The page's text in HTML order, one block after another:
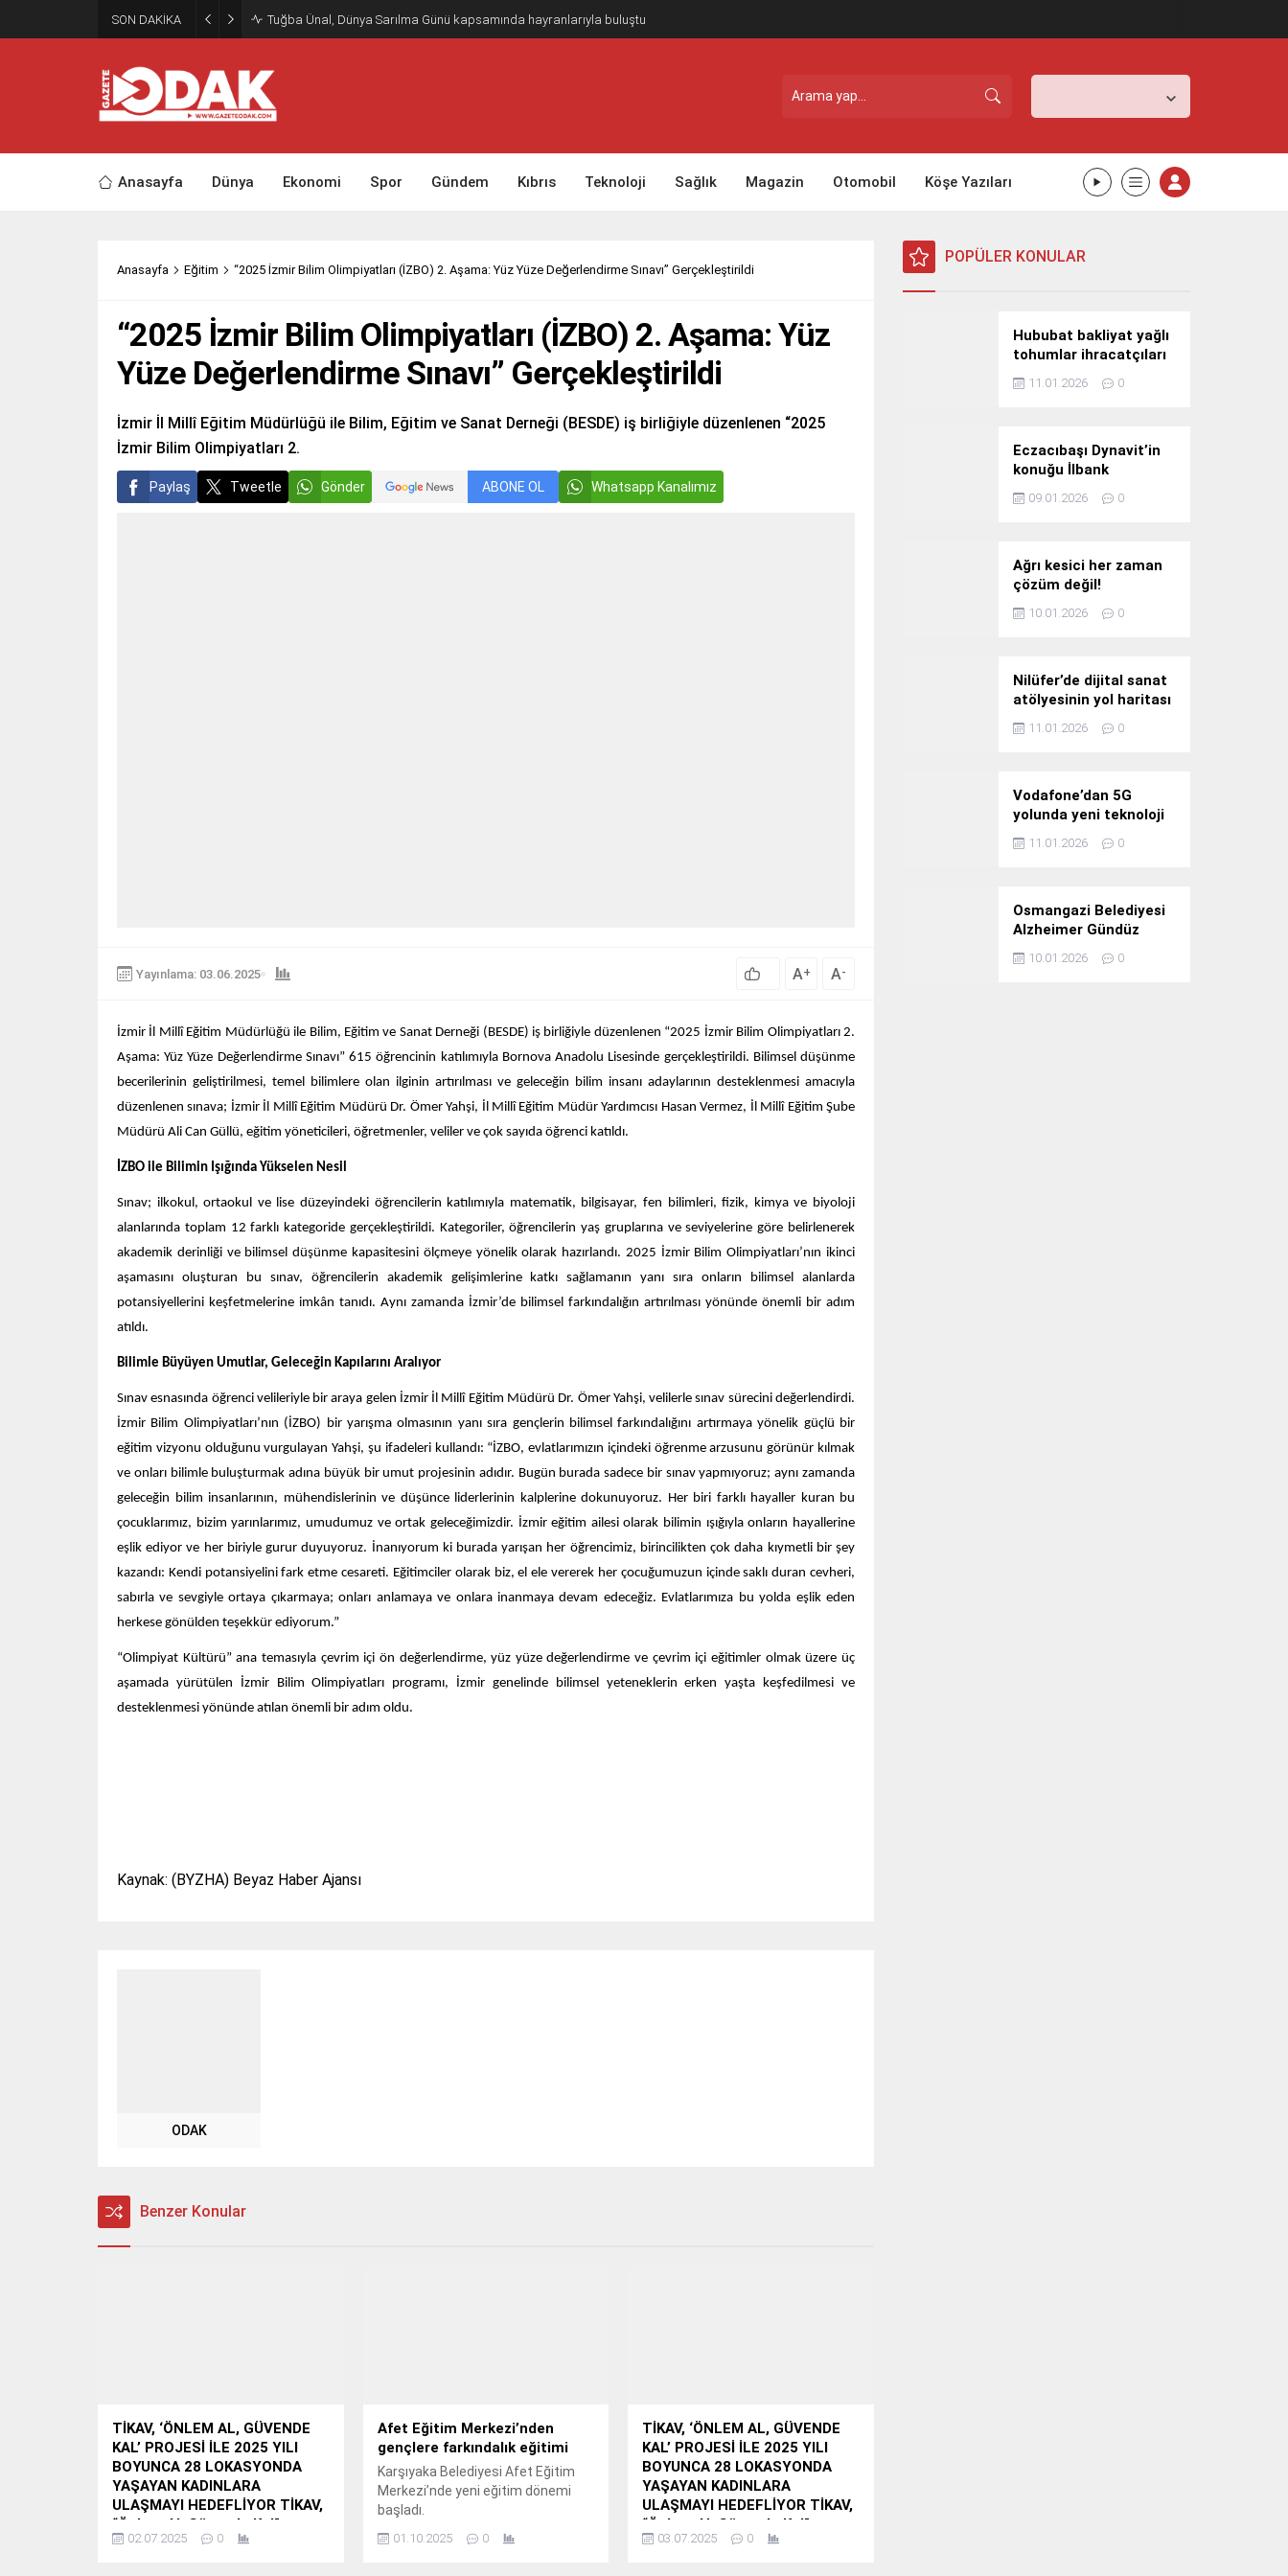
SON DAKİKA Tuğba Ünal, Dünya Sarılma Günü kapsamında hayranlarıyla buluştu
Anasayfa Dünya Ekonomi Spor Gündem Kıbrıs Teknoloji Sağlık Magazin Otomobil Köşe Yazıları
Anasayfa Eğitim “2025 İzmir Bilim Olimpiyatları (İZBO) 2. Aşama: Yüz Yüze Değerlendirme Sınavı” Gerçekleştirildi
“2025 İzmir Bilim Olimpiyatları (İZBO) 2. Aşama: Yüz
Yüze Değerlendirme Sınavı” Gerçekleştirildi
İzmir İl Millî Eğitim Müdürlüğü ile Bilim, Eğitim ve Sanat Derneği (BESDE) iş birliğiyle düzenlenen “2025
İzmir Bilim Olimpiyatları 2.
Paylaş Tweetle Gönder ABONE OL Whatsapp Kanalımız
Yayınlama: 03.06.2025 A+ A-
İzmir İl Millî Eğitim Müdürlüğü ile Bilim, Eğitim ve Sanat Derneği (BESDE) iş birliğiyle düzenlenen “2025 İzmir Bilim Olimpiyatları 2.
Aşama: Yüz Yüze Değerlendirme Sınavı” 615 öğrencinin katılımıyla Bornova Anadolu Lisesinde gerçekleştirildi. Bilimsel düşünme
becerilerinin geliştirilmesi, temel bilimlere olan ilginin artırılması ve geleceğin bilim insanı adaylarının desteklenmesi amacıyla
düzenlenen sınava; İzmir İl Millî Eğitim Müdürü Dr. Ömer Yahşi, İl Millî Eğitim Müdür Yardımcısı Hasan Vermez, İl Millî Eğitim Şube
Müdürü Ali Can Güllü, eğitim yöneticileri, öğretmenler, veliler ve çok sayıda öğrenci katıldı.
İZBO ile Bilimin Işığında Yükselen Nesil
Sınav; ilkokul, ortaokul ve lise düzeyindeki öğrencilerin katılımıyla matematik, bilgisayar, fen bilimleri, fizik, kimya ve biyoloji
alanlarında toplam 12 farklı kategoride gerçekleştirildi. Kategoriler, öğrencilerin yaş gruplarına ve seviyelerine göre belirlenerek
akademik derinliği ve bilimsel düşünme kapasitesini ölçmeye yönelik olarak hazırlandı. 2025 İzmir Bilim Olimpiyatları’nın ikinci
aşamasını oluşturan bu sınav, öğrencilerin akademik gelişimlerine katkı sağlamanın yanı sıra onların bilimsel alanlarda
potansiyellerini keşfetmelerine imkân tanıdı. Aynı zamanda İzmir’de bilimsel farkındalığın artırılması yönünde önemli bir adım
atıldı.
Bilimle Büyüyen Umutlar, Geleceğin Kapılarını Aralıyor
Sınav esnasında öğrenci velileriyle bir araya gelen İzmir İl Millî Eğitim Müdürü Dr. Ömer Yahşi, velilerle sınav sürecini değerlendirdi.
İzmir Bilim Olimpiyatları’nın (İZBO) bir yarışma olmasının yanı sıra gençlerin bilimsel farkındalığını artırmaya yönelik güçlü bir
eğitim vizyonu olduğunu vurgulayan Yahşi, şu ifadeleri kullandı: “İZBO, evlatlarımızın içindeki öğrenme arzusunu görünür kılmak
ve onları bilimle buluşturmak adına büyük bir umut projesinin adıdır. Bugün burada sadece bir sınav yapmıyoruz; aynı zamanda
geleceğin bilim insanlarının, mühendislerinin ve düşünce liderlerinin kalplerine dokunuyoruz. Her biri farklı hayaller kuran bu
çocuklarımız, bizim yarınlarımız, umudumuz ve ortak geleceğimizdir. İzmir eğitim ailesi olarak bilimin ışığıyla onların hayallerine
eşlik ediyor ve her biriyle gurur duyuyoruz. İnanıyorum ki burada yarışan her öğrencimiz, birincilikten çok daha kıymetli bir şey
kazandı: Kendi potansiyelini fark etme cesareti. Eğitimciler olarak biz, el ele vererek her çocuğumuzun içinde saklı duran cevheri,
sabırla ve sevgiyle ortaya çıkarmaya; onları anlamaya ve onlara inanmaya devam edeceğiz. Evlatlarımıza bu yolda eşlik eden
herkese gönülden teşekkür ediyorum.”
“Olimpiyat Kültürü” ana temasıyla çevrim içi ön değerlendirme, yüz yüze değerlendirme ve çevrim içi eğitimler olmak üzere üç
aşamada yürütülen İzmir Bilim Olimpiyatları programı, İzmir genelinde bilimsel yeteneklerin erken yaşta keşfedilmesi ve
desteklenmesi yönünde atılan önemli bir adım oldu.
Kaynak: (BYZHA) Beyaz Haber Ajansı
ODAK
Benzer Konular
TİKAV, ‘ÖNLEM AL, GÜVENDE
KAL’ PROJESİ İLE 2025 YILI
BOYUNCA 28 LOKASYONDA
YAŞAYAN KADINLARA
ULAŞMAYI HEDEFLİYOR TİKAV,
“Önlem Al, Güvende Kal”
Projesi ile Kırsal Bölgelerde
02.07.2025 0
Afet Eğitim Merkezi’nden
gençlere farkındalık eğitimi
Karşıyaka Belediyesi Afet Eğitim
Merkezi’nde yeni eğitim dönemi
başladı.
01.10.2025 0
TİKAV, ‘ÖNLEM AL, GÜVENDE
KAL’ PROJESİ İLE 2025 YILI
BOYUNCA 28 LOKASYONDA
YAŞAYAN KADINLARA
ULAŞMAYI HEDEFLİYOR TİKAV,
“Önlem Al, Güvende Kal”
Projesi ile Kırsal Bölgelerde
03.07.2025 0
POPÜLER KONULAR
Hububat bakliyat yağlı
tohumlar ihracatçıları
Güney Kore yolcusu
11.01.2026 0
Eczacıbaşı Dynavit’in
konuğu İlbank
09.01.2026 0
Ağrı kesici her zaman
çözüm değil!
10.01.2026 0
Nilüfer’de dijital sanat
atölyesinin yol haritası
konuşuldu
11.01.2026 0
Vodafone’dan 5G
yolunda yeni teknoloji
yatırımı
11.01.2026 0
Osmangazi Belediyesi
Alzheimer Gündüz
Bakım Evi 3. Yılını
Kutladı
10.01.2026 0